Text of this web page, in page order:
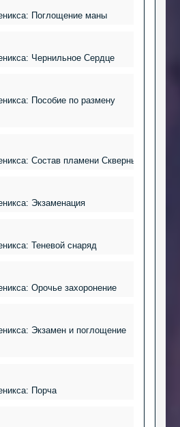
Поглощение маны
Чернильное Сердце
Пособие по размену
Состав пламени Скверны
Экзаменация
Теневой снаряд
Орочье захоронение
Экзамен и поглощение
Порча